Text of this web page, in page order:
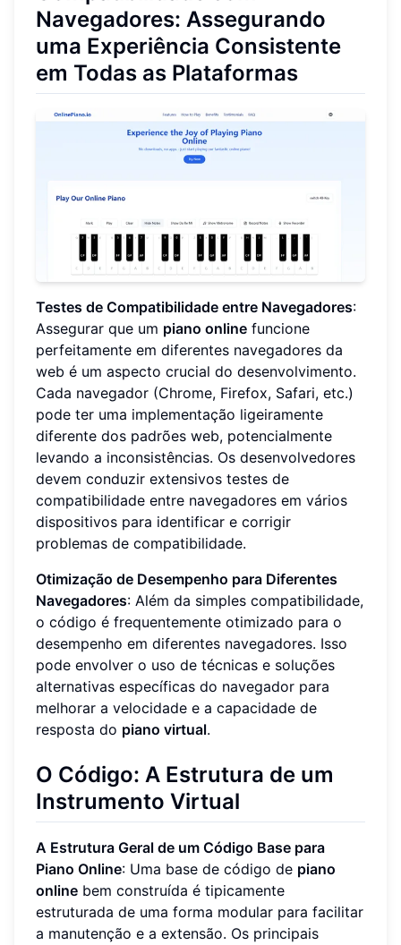
Navegadores: Assegurando
uma Experiência Consistente
em Todas as Plataformas
Testes de Compatibilidade entre Navegadores:
Assegurar que um piano online funcione
perfeitamente em diferentes navegadores da
web é um aspecto crucial do desenvolvimento.
Cada navegador (Chrome, Firefox, Safari, etc.)
pode ter uma implementação ligeiramente
diferente dos padrões web, potencialmente
levando a inconsistências. Os desenvolvedores
devem conduzir extensivos testes de
compatibilidade entre navegadores em vários
dispositivos para identificar e corrigir
problemas de compatibilidade.
Otimização de Desempenho para Diferentes
Navegadores: Além da simples compatibilidade,
o código é frequentemente otimizado para o
desempenho em diferentes navegadores. Isso
pode envolver o uso de técnicas e soluções
alternativas específicas do navegador para
melhorar a velocidade e a capacidade de
resposta do piano virtual.
O Código: A Estrutura de um
Instrumento Virtual
A Estrutura Geral de um Código Base para
Piano Online: Uma base de código de piano
online bem construída é tipicamente
estruturada de uma forma modular para facilitar
a manutenção e a extensão. Os principais